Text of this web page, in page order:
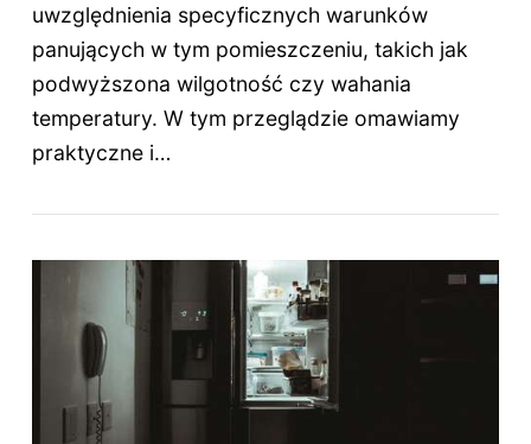
uwzględnienia specyficznych warunków
panujących w tym pomieszczeniu, takich jak
podwyższona wilgotność czy wahania
temperatury. W tym przeglądzie omawiamy
praktyczne i…